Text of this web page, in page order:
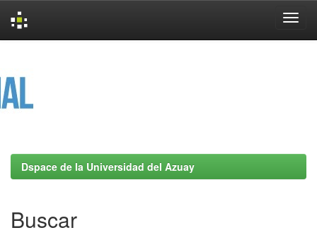
Dspace de la Universidad del Azuay
Buscar